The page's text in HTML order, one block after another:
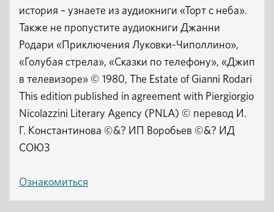
история – узнаете из аудиокниги «Торт с неба».
Также не пропустите аудиокниги Джанни
Родари «Приключения Луковки-Чиполлино»,
«Голубая стрела», «Сказки по телефону», «Джип
в телевизоре» © 1980, The Estate of Gianni Rodari
This edition published in agreement with Piergiorgio
Nicolazzini Literary Agency (PNLA) © перевод И.
Г. Константинова ©&? ИП Воробьев ©&? ИД
СОЮЗ
Ознакомиться